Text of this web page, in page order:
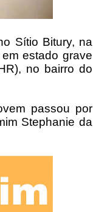
Sítio Bitury, na
estado grave
no bairro do
passou por
Stephanie da